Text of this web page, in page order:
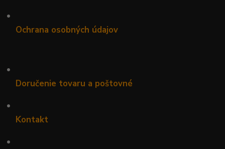
•
Ochrana osobných údajov
•
Doručenie tovaru a poštovné
•
Kontakt
•